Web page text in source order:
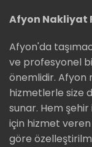
Afyon Nakliyat
Afyon'da
ve profesyonel
önemlidir. Afyon
hizmetlerle size
sunar. Hem şehir
için hizmet
göre